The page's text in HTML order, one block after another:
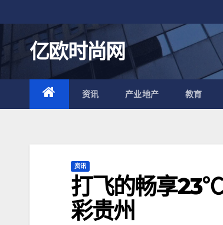
至
内
容
亿欧时尚网
资讯 产业地产 教育
资讯
打飞的畅享
彩贵州